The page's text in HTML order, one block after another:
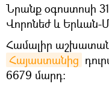
Նրանք օգոստոսի
Վորոնեժ և Երևան-
Համալիր
Հայաստանից
6679 մարդ։